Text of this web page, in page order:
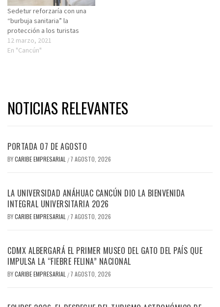
Sedetur reforzaría con una
“burbuja sanitaria” la
protección a los turistas
12 marzo, 2021
En "Cancún"
NOTICIAS RELEVANTES
PORTADA 07 DE AGOSTO
BYCARIBE EMPRESARIAL / 7 AGOSTO, 2026
LA UNIVERSIDAD ANÁHUAC CANCÚN DIO LA BIENVENIDA
INTEGRAL UNIVERSITARIA 2026
BYCARIBE EMPRESARIAL / 7 AGOSTO, 2026
CDMX ALBERGARÁ EL PRIMER MUSEO DEL GATO DEL PAÍS QUE
IMPULSA LA “FIEBRE FELINA” NACIONAL
BYCARIBE EMPRESARIAL / 7 AGOSTO, 2026